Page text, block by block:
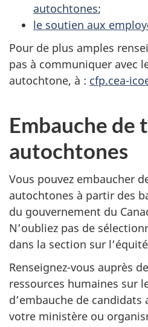
autochtones;
le soutien aux
Pour de plus amples
pas à communiquer avec
autochtone, à : cfp.cea-
Embauche de
autochtones
Vous pouvez embaucher
autochtones à partir des
du gouvernement du
N’oubliez pas de
dans la section sur
Renseignez-vous auprès
ressources humaines sur
d’embauche de
votre ministère ou